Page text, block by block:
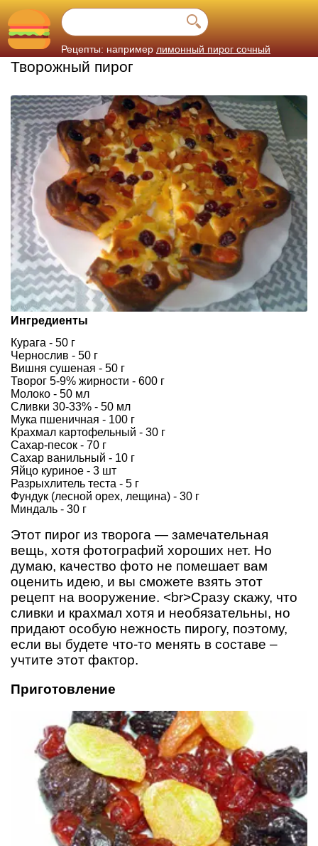
Рецепты: например лимонный пирог сочный
Творожный пирог
Ингредиенты
Курага - 50 г
Чернослив - 50 г
Вишня сушеная - 50 г
Творог 5-9% жирности - 600 г
Молоко - 50 мл
Сливки 30-33% - 50 мл
Мука пшеничная - 100 г
Крахмал картофельный - 30 г
Сахар-песок - 70 г
Сахар ванильный - 10 г
Яйцо куриное - 3 шт
Разрыхлитель теста - 5 г
Фундук (лесной орех, лещина) - 30 г
Миндаль - 30 г
Этот пирог из творога — замечательная
вещь, хотя фотографий хороших нет. Но
думаю, качество фото не помешает вам
оценить идею, и вы сможете взять этот
рецепт на вооружение. <br>Сразу скажу, что
сливки и крахмал хотя и необязательны, но
придают особую нежность пирогу, поэтому,
если вы будете что-то менять в составе –
учтите этот фактор.
Приготовление